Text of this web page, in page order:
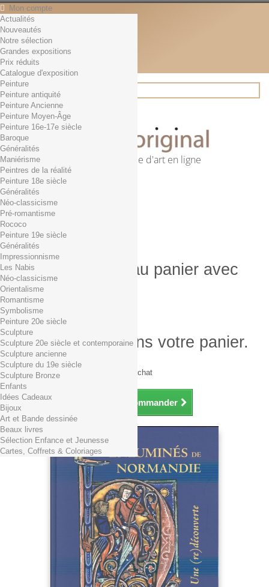
Mon compte
Contact
Français
English
Français
Actualités
Rechercher
Première librairie d'art en ligne
Panier (vide)
Aucun produit
0,01€ dès 29€ d'achat
0,00 € Total
Commander
Produit ajouté au panier avec
succès
Quantité
Total
Il y a 1 produit dans votre panier.
Total produits TTC
Frais de port TTC
0,01€ dès 29€ d'achat
Total TTC
Continuer mes achats Commander
Actualités
Nouveautés
Notre sélection
Grandes expositions
Prix réduits
Catalogue d'exposition
Peinture
Peinture antiquité
Peinture Ancienne
Peinture Moyen-Âge
Peinture 16e-17e siècle
Baroque
Généralités
Maniérisme
Peintres de la réalité
Peinture 18e siècle
Généralités
Néo-classicisme
Pré-romantisme
Rococo
Peinture 19e siècle
Généralités
Impressionnisme
Les Nabis
Néo-classicisme
Orientalisme
Romantisme
Symbolisme
Peinture 20e siècle
Sculpture
Sculpture 20e siècle et contemporaine
Sculpture ancienne
Sculpture du 19e siècle
Sculpture Bronze
Enfants
Idées Cadeaux
Bijoux
Art et Bande dessinée
Beaux livres
Sélection Enfance et Jeunesse
Cartes, Coffrets & Coloriages